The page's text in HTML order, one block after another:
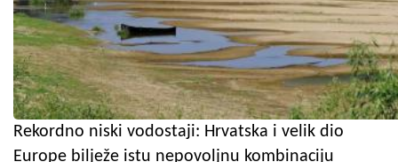
Rekordno niski vodostaji: Hrvatska i velik dio
Europe bilježe istu nepovoljnu kombinaciju